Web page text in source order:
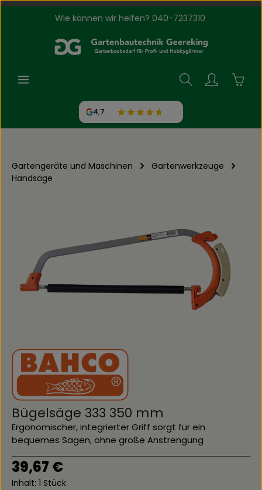
Zum Hauptinhalt springen
Wie können wir helfen? 040-7237310
4,7
Gartengeräte und Maschinen
Gartenwerkzeuge
Handsäge
Bügelsäge 333 350 mm
Ergonomischer, integrierter Griff sorgt für ein
bequemes Sägen, ohne große Anstrengung
Regulärer Preis:
39,67 €
Inhalt: 1 Stück